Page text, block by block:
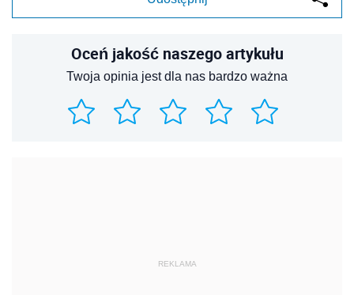
Oceń jakość naszego artykułu
Twoja opinia jest dla nas bardzo ważna
REKLAMA